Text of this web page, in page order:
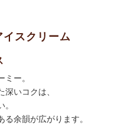
イスクリーム
ー。
いコクは、
余韻が広がります。